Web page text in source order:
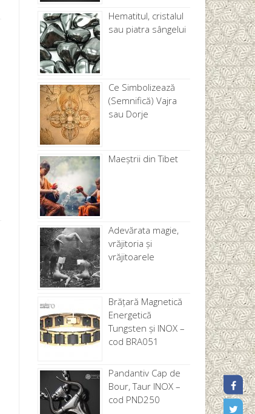
Hematitul, cristalul
sau piatra sângelui
Ce Simbolizează
(Semnifică) Vajra
sau Dorje
Maeștrii din Tibet
Adevărata magie,
vrăjitoria și
vrăjitoarele
Brăţară Magnetică
Energetică
Tungsten și INOX –
cod BRA051
Pandantiv Cap de
Bour, Taur INOX –
cod PND250